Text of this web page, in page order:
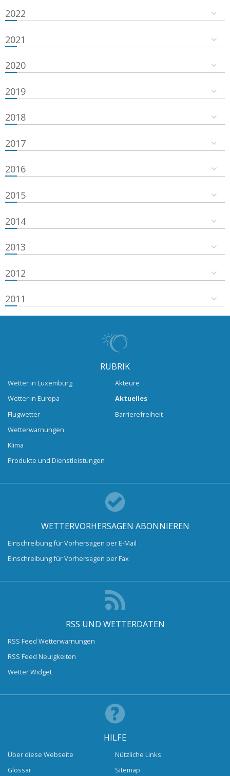
2022
2021
2020
2019
2018
2017
2016
2015
2014
2013
2012
2011
RUBRIK
Wetter in Luxemburg
Wetter in Europa
Flugwetter
Wetterwarnungen
Klima
Produkte und Dienstleistungen
Akteure
Aktuelles
Barrierefreiheit
WETTERVORHERSAGEN ABONNIEREN
Einschreibung für Vorhersagen per E-Mail
Einschreibung für Vorhersagen per Fax
RSS UND WETTERDATEN
RSS Feed Wetterwarnungen
RSS Feed Neuigkeiten
Wetter Widget
HILFE
Über diese Webseite
Glossar
Nützliche Links
Sitemap